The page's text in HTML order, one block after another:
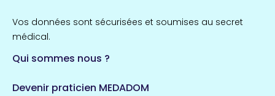
Vos données sont sécurisées et soumises au secret
médical.
Qui sommes nous ?
Devenir praticien MEDADOM